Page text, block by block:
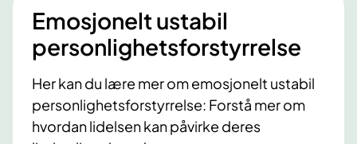
Emosjonelt ustabil
personlighetsforstyrrelse
Her kan du lære mer om emosjonelt ustabil
personlighetsforstyrrelse: Forstå mer om
hvordan lidelsen kan påvirke deres